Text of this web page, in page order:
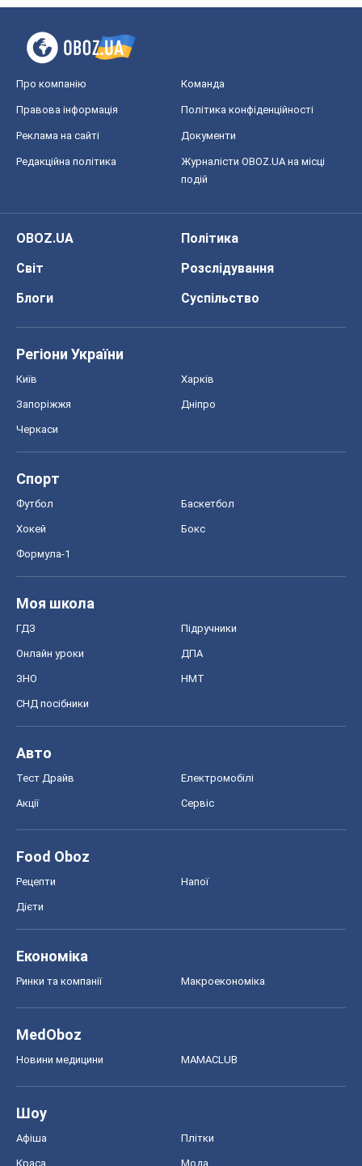
Про компанію Команда
Правова інформація Політика конфіденційності
Реклама на сайті Документи
Редакційна політика
Журналісти OBOZ.UA на місці
подій
OBOZ.UA
Політика
Світ
Розслідування
Блоги
Суспільство
Регіони України
Київ Харків
Запоріжжя Дніпро
Черкаси
Спорт
Футбол Баскетбол
Хокей Бокс
Формула-1
Моя школа
ГДЗ Підручники
Онлайн уроки ДПА
ЗНО НМТ
СНД посібники
Авто
Тест Драйв Електромобілі
Акції Сервіс
Food Oboz
Рецепти Напої
Дієти
Економіка
Ринки та компанії Макроекономіка
MedOboz
Новини медицини MAMACLUB
Шоу
Афіша Плітки
Краса Мода